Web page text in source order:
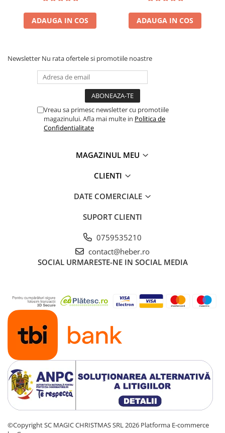
ADAUGA IN COS ADAUGA IN COS
Newsletter Nu rata ofertele si promotiile noastre
Vreau sa primesc newsletter cu promotiile
magazinului. Afla mai multe in Politica de
Confidentialitate
MAGAZINUL MEU
CLIENTI
DATE COMERCIALE
SUPORT CLIENTI
0759535210
contact@heber.ro
SOCIAL URMARESTE-NE IN SOCIAL MEDIA
©Copyright SC MAGIC CHRISTMAS SRL 2026 Platforma E-commerce